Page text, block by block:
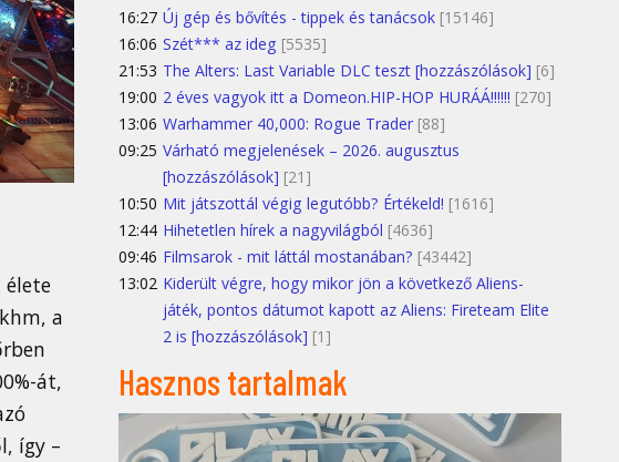
a
át,
így –
16:27 Új gép és bővítés - tippek és tanácsok [15146]
16:06 Szét*** az ideg [5535]
21:53 The Alters: Last Variable DLC teszt [hozzászólások] [6]
19:00 2 éves vagyok itt a Domeon.HIP-HOP HURÁÁ!!!!!! [270]
13:06 Warhammer 40,000: Rogue Trader [88]
09:25 Várható megjelenések – 2026. augusztus
[hozzászólások] [21]
10:50 Mit játszottál végig legutóbb? Értékeld! [1616]
12:44 Hihetetlen hírek a nagyvilágból [4636]
09:46 Filmsarok - mit láttál mostanában? [43442]
13:02 Kiderült végre, hogy mikor jön a következő Aliens-
játék, pontos dátumot kapott az Aliens: Fireteam Elite
2 is [hozzászólások] [1]
Hasznos tartalmak